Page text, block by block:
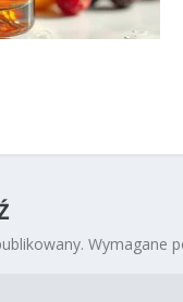
Wymagane